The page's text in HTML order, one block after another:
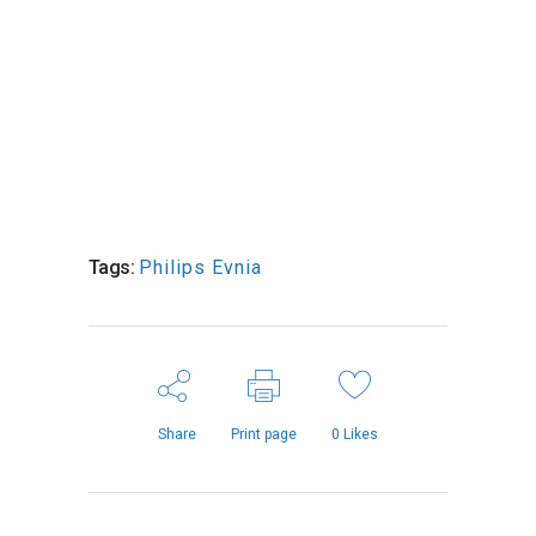
Tags: Philips Evnia
Share Print page 0 Likes